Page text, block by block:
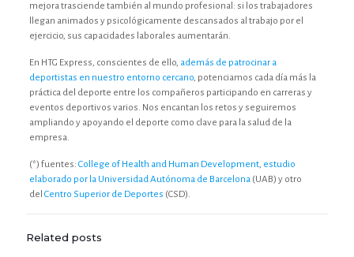
mejora trasciende también al mundo profesional: si los trabajadores
llegan animados y psicológicamente descansados al trabajo por el
ejercicio, sus capacidades laborales aumentarán.
En HTG Express, conscientes de ello, además de patrocinar a
deportistas en nuestro entorno cercano, potenciamos cada día más la
práctica del deporte entre los compañeros participando en carreras y
eventos deportivos varios. Nos encantan los retos y seguiremos
ampliando y apoyando el deporte como clave para la salud de la
empresa.
(*) fuentes: College of Health and Human Development, estudio
elaborado por la Universidad Autónoma de Barcelona(UAB) y otro
del Centro Superior de Deportes (CSD).
Related posts